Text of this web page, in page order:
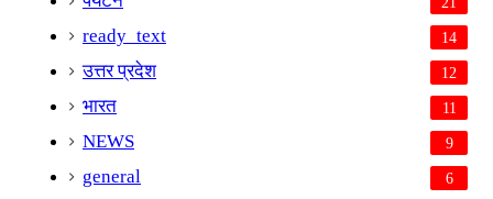
ready_text 14
उत्तर प्रदेश 12
भारत 11
NEWS 9
general 6